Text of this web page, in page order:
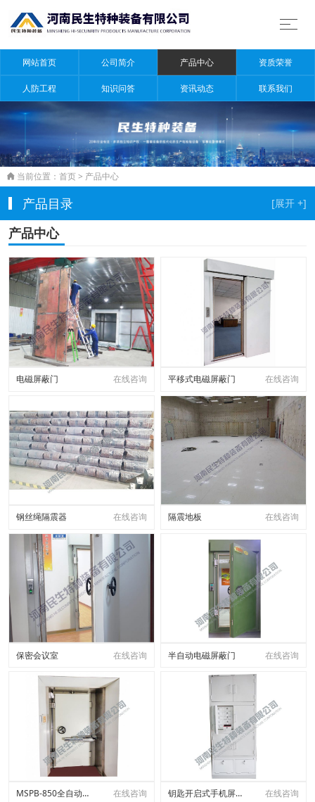
网站首页 公司简介 产品中心 资质荣誉
人防工程 知识问答 资讯动态 联系我们
 当前位置： 首页> 产品中心
产品目录
产品中心
电磁屏蔽门 在线咨询 平移式电磁屏蔽门 在线咨询
钢丝绳隔震器 在线咨询 隔震地板 在线咨询
保密会议室 在线咨询 半自动电磁屏蔽门 在线咨询
MSPB-850全自动电磁屏蔽门 在线咨询 钥匙开启式手机屏蔽柜 在线咨询